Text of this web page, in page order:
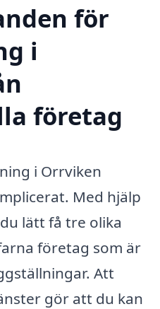
för
i
företag
i Orrviken
Med hjälp
lätt få tre olika
företag som är
Att
gör att du kan